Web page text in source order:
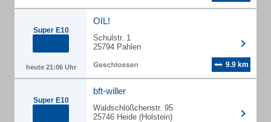
Super E10
heute 21:06 Uhr
OIL!
Schulstr. 1
25794 Pahlen
9.9 km
Super E10
bft-willer
Waldschlößchenstr. 95
25746 Heide (Holstein)